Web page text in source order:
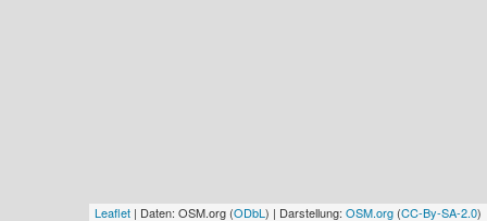
Leaflet | Daten: OSM.org (ODbL ) | Darstellung: OSM.org (CC-By-SA-2.0)